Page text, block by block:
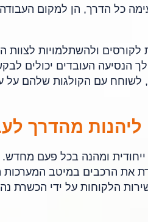
כל הדרך, הן למקום
ולהשתלמויות לצוות
הנסיעה העובדים יכולים
לשוחח עם הקולגות שלהם על
מהדרך
ומהנה בכל פעם מחדש.
את הרכבים במיטב המערכות
הלקוחות על ידי הכשרת